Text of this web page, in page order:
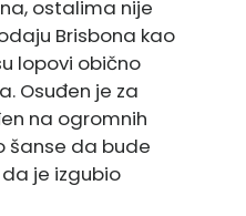
ostalima nije
Brisbona kao
lopovi obično
Osuđen je za
na ogromnih
šanse da bude
je izgubio